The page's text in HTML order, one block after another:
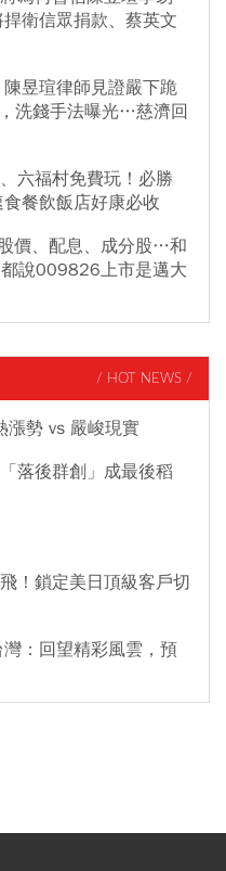
衛信眾捐款、蔡英文
昱瑄律師見證嚴下跪
洗錢手法曝光…慈濟回
六福村免費玩！必勝
餐飲飯店好康必收
價、配息、成分股…和
說009826上市是邁大
/ HOT NEWS /
漲勢 vs 嚴峻現實
落後群創」成最後稻
！鎖定美日頂級客戶切
：回望精彩風雲，預